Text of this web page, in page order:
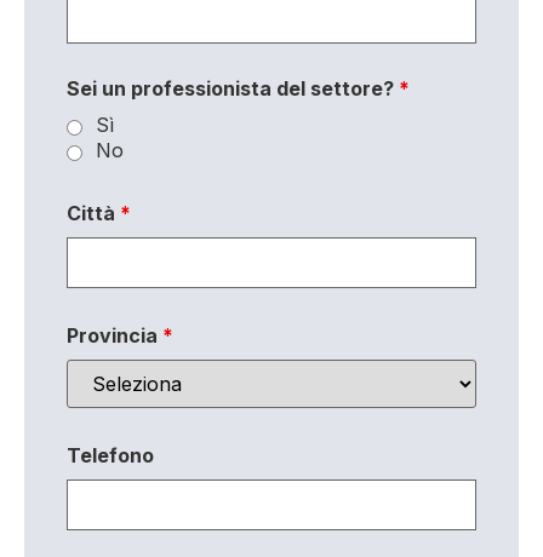
Sei un professionista del settore? *
Sì
No
Città *
Provincia *
Telefono